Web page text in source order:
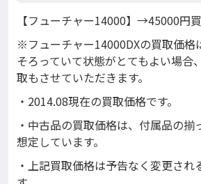
【フューチャー14000】→45000円
※フューチャー14000DXの買取価格
そろっていて状態がとてもよい場合
取もさせていただきます。
・2014.08現在の買取価格です。
・中古品の買取価格は、付属品の揃
想定しています。
・上記買取価格は予告なく変更され